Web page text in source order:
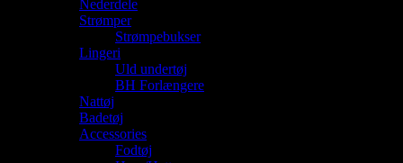
Nederdele
Strømper
Strømpebukser
Lingeri
Uld undertøj
BH Forlængere
Nattøj
Badetøj
Accessories
Fodtøj